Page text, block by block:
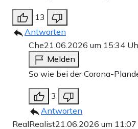
13
Antworten
Che21.06.2026 um 15:34
Melden
So wie bei der Corona-
3
Antworten
RealRealist21.06.2026 um